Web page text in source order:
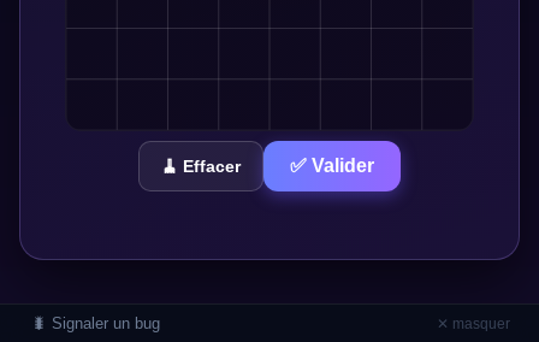
🧹 Effacer ✅ Valider
🐛 Signaler un bug ✕ masquer